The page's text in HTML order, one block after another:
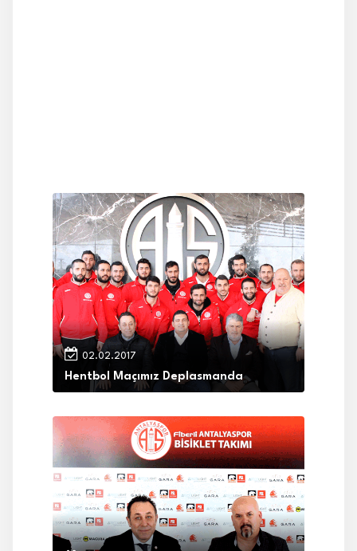
02.02.2017
Hentbol Maçımız Deplasmanda